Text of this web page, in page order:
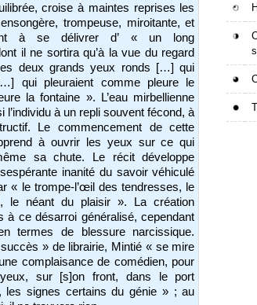
croise à maintes reprises les
trompeuse, miroitante, et
à se délivrer d’ « un long
il ne sortira qu’à la vue du regard
deux grands yeux ronds […] qui
qui pleuraient comme pleure le
la fontaine ». L’eau mirbellienne
l’individu à un repli souvent fécond, à
Le commencement de cette
à ouvrir les yeux sur ce qui
sa chute. Le récit développe
inanité du savoir véhiculé
« le trompe-l’œil des tendresses, le
le néant du plaisir ». La création
à ce désarroi généralisé, cependant
termes de blessure narcissique.
» de librairie, Mintié « se mire
complaisance de comédien, pour
sur [s]on front, dans le port
les signes certains du génie » ; au